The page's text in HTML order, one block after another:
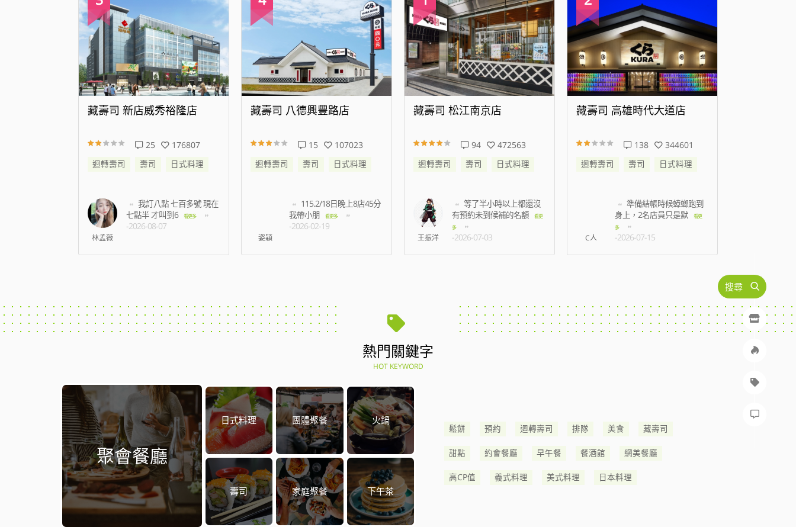
搜尋
藏壽司 新店威秀裕隆店
25
176807
迴轉壽司
壽司 日式料理
林孟薇
我訂八點 七百多號 現在
七點半 才叫到6
看更多
-2026-08-07
藏壽司 八德興豐路店
15
107023
迴轉壽司
壽司 日式料理
姿穎
115.2/18日晚上8店45分
我帶小朋
看更多
-2026-02-19
藏壽司 松江南京店
94
472563
迴轉壽司
壽司 日式料理
王振洋
等了半小時以上都還沒
有預約未到候補的名額
看更
多
-2026-07-03
藏壽司 高雄時代大道店
138
344601
迴轉壽司
壽司 日式料理
C人
準備結帳時候蟑螂跑到
身上，2名店員只是默
看更
多
-2026-07-15
熱門關鍵字
HOT KEYWORD
聚會餐廳
日式料理 團體聚餐 火鍋
壽司 家庭聚餐 下午茶
鬆餅 預約 迴轉壽司 排隊 美食 藏壽司
甜點 約會餐廳 早午餐 餐酒館 網美餐廳
高CP值 義式料理 美式料理 日本料理